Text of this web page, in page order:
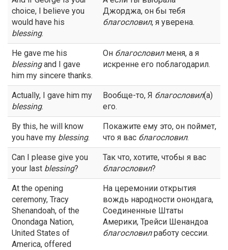
choice, I believe you
would have his
blessing.
Джорджа, он бы тебя
благословил, я уверена.
He gave me his
blessingand I gave
him my sincere thanks.
Он благословилменя, а я
искренне его поблагодарил.
Actually, I gave him my
blessing.
Вообще-то, Я благословил(а)
его.
By this, he will know
you have my blessing.
Покажите ему это, он поймет,
что я вас благословил.
Can I please give you
your last blessing?
Так что, хотите, чтобы я вас
благословил?
At the opening
ceremony, Tracy
Shenandoah, of the
Onondaga Nation,
United States of
America, offered
На церемонии открытия
вождь народности онондага,
Соединенные Штаты
Америки, Трейси Шенандоа
благословилработу сессии.